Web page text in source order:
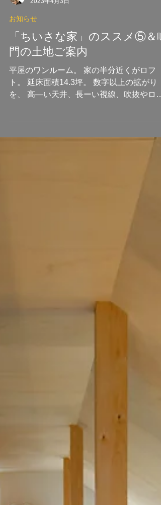
2023年4月3日
お知らせ
「ちいさな家」のススメ⑤＆
門の土地ご案内
平屋のワンルーム。 家の半分近くがロフ
スストアの家を紹介します！ 【LHSの家